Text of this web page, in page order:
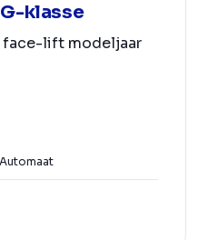
klasse
face-lift modeljaar
Automaat